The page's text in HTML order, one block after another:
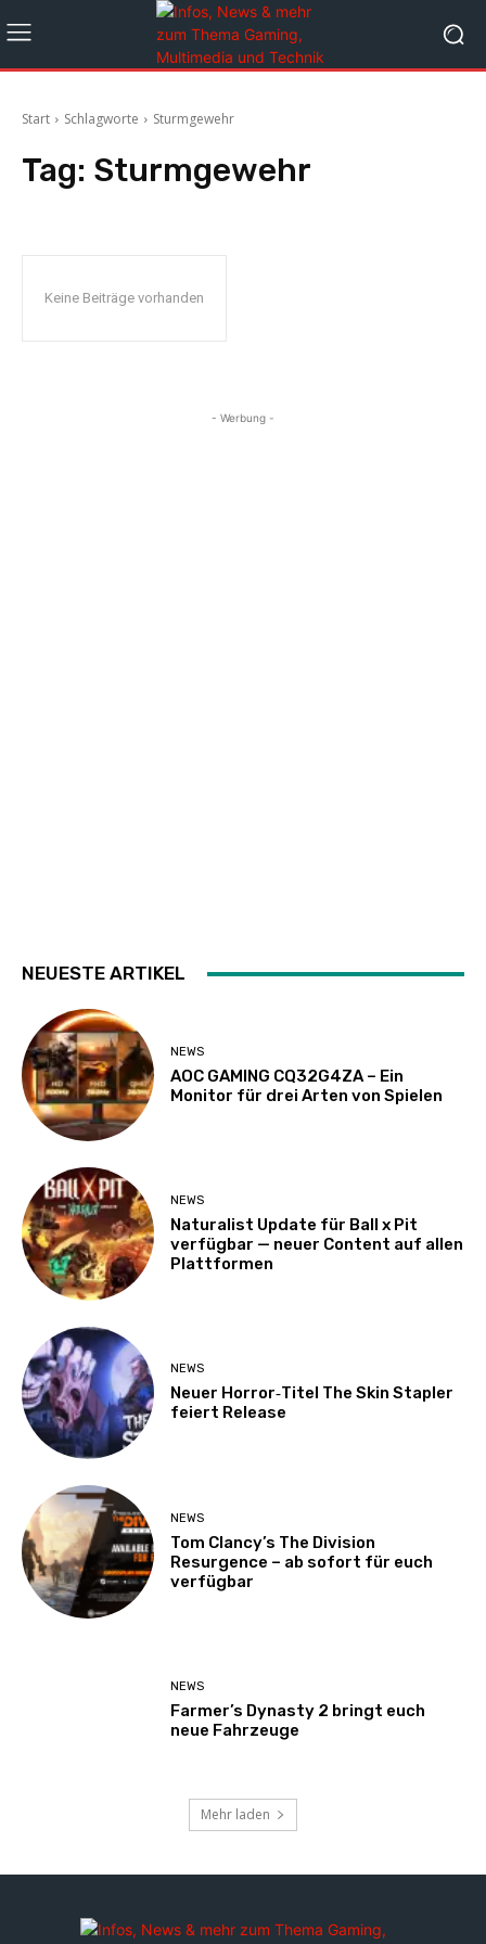
Start Schlagworte Sturmgewehr
Tag: Sturmgewehr
Keine Beiträge vorhanden
- Werbung -
NEUESTE ARTIKEL
NEWS
AOC GAMING CQ32G4ZA – Ein
Monitor für drei Arten von Spielen
NEWS
Naturalist Update für Ball x Pit
verfügbar — neuer Content auf allen
Plattformen
NEWS
Neuer Horror‑Titel The Skin Stapler
feiert Release
NEWS
Tom Clancy’s The Division
Resurgence – ab sofort für euch
verfügbar
NEWS
Farmer’s Dynasty 2 bringt euch
neue Fahrzeuge
Mehr laden